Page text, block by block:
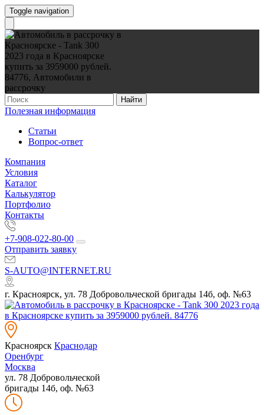
Toggle navigation
Найти
Полезная информация
Статьи
Вопрос-ответ
Компания
Условия
Каталог
Калькулятор
Портфолио
Контакты
+7-908-022-80-00
Отправить заявку
S-AUTO@INTERNET.RU
г. Красноярск, ул. 78 Добровольческой бригады 14б, оф. №63
Красноярск Краснодар
Оренбург
Москва
ул. 78 Добровольческой
бригады 14б, оф. №63